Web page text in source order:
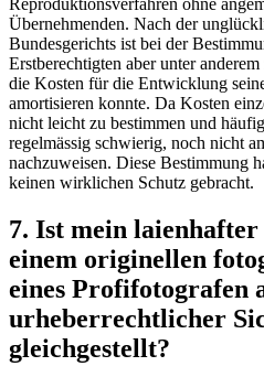
Reproduktionsverfahren ohne
Übernehmenden. Nach der
Bundesgerichts ist bei der
Erstberechtigten aber unter
die Kosten für die Entwicklung
amortisieren konnte. Da Kosten
nicht leicht zu bestimmen und
regelmässig schwierig, noch nicht
nachzuweisen. Diese Bestimmung
keinen wirklichen Schutz gebracht.
7. Ist mein laienhafter
einem originellen
eines Profifotografen
urheberrechtlicher
gleichgestellt?